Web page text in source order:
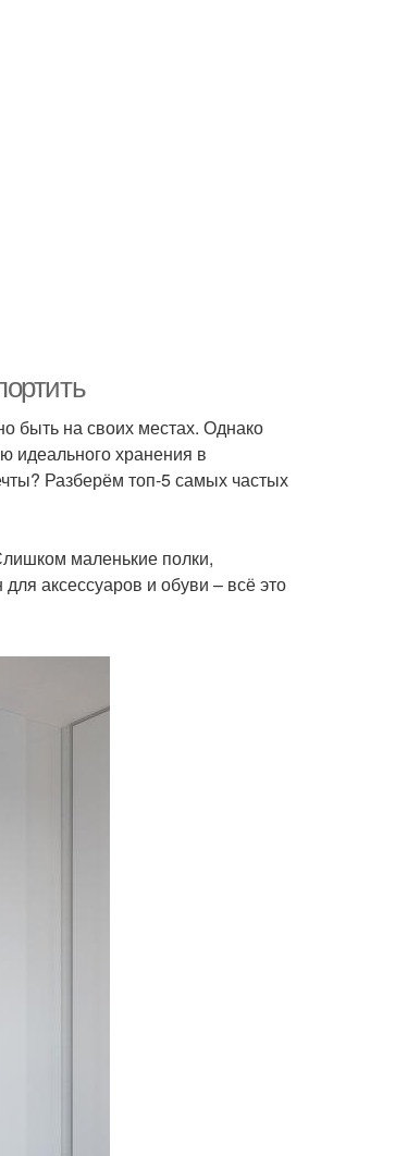
быть на своих местах. Однако
идеального хранения в
Разберём топ-5 самых частых
маленькие полки,
аксессуаров и обуви – всё это